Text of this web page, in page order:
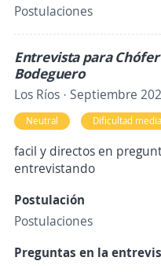
Postulaciones
Entrevista para
Bodeguero
Los Ríos · Septiembre
Neutral Dificultad media
facil y directos en
entrevistando
Postulación
Postulaciones
Preguntas en la